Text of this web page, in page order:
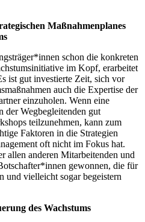
Maßnahmenplanes
schon die konkreten
im Kopf, erarbeitet
ist gut investierte Zeit, sich vor
auch die Expertise der
einzuholen. Wenn eine
der Wegbegleitenden gut
teilzunehmen, kann zum
Faktoren in die Strategien
oft nicht im Fokus hat.
allen anderen Mitarbeitenden und
gewonnen, die für
und vielleicht sogar begeistern
des Wachstums